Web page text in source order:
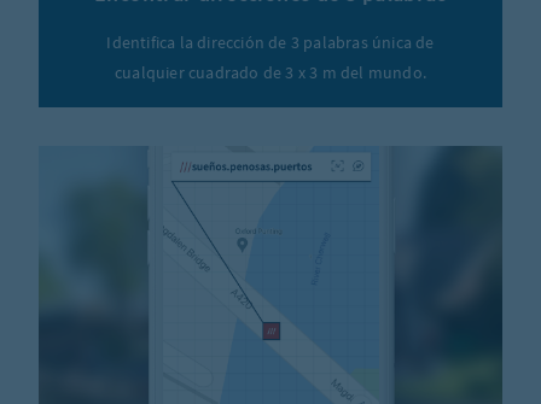
Identifica la dirección de 3 palabras única de
cualquier cuadrado de 3 x 3 m del mundo.